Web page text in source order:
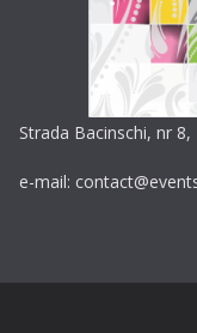
Strada Bacinschi, nr 8,
e-mail: